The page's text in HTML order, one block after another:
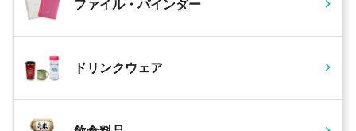
ファイル・バインダー
ドリンクウェア